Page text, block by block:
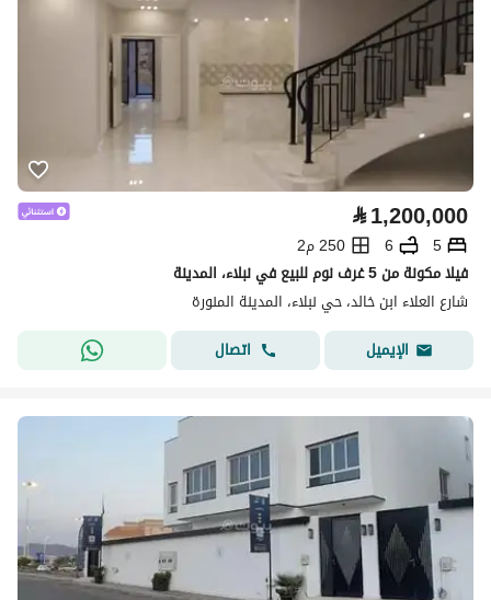
⃁1,200,000
5
6
250 م2
فيلا مكونة من 5 غرف نوم للبيع في نبلاء، المدينة
شارع العلاء ابن خالد، حي نبلاء، المدينة المنورة
الإيميل
اتصال